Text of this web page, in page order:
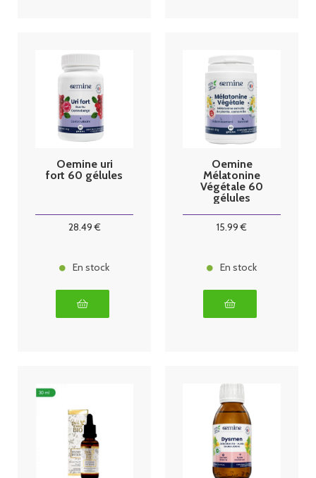
Oemine uri
fort 60 gélules
28.49€
En stock
Oemine
Mélatonine
Végétale 60
gélules
15.99 €
En stock